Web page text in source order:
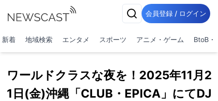
会員登録 / ログイン
新着 地域検索 エンタメ スポーツ アニメ・ゲーム BtoB・
ワールドクラスな夜を！2025年11月2
1日(金)沖縄「CLUB・EPICA」にてDJ